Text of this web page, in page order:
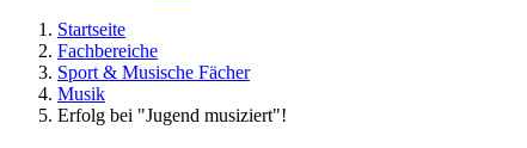
Startseite
Fachbereiche
Sport & Musische Fächer
Musik
Erfolg bei "Jugend musiziert"!